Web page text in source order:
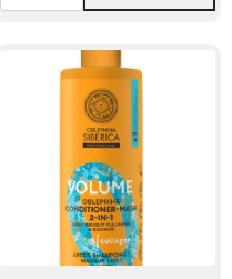
Queratina
Siberica